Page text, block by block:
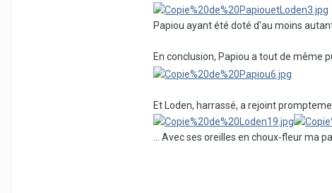
Papiou ayant été doté d'au moins
En conclusion, Papiou a tout de même
Et Loden, harrassé, a rejoint
... Avec ses oreilles en choux-fleur ma